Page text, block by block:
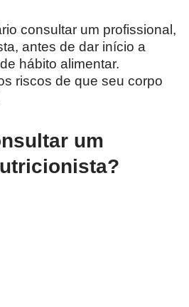
consultar um profissional,
antes de dar início a
hábito alimentar.
riscos de que seu corpo
um